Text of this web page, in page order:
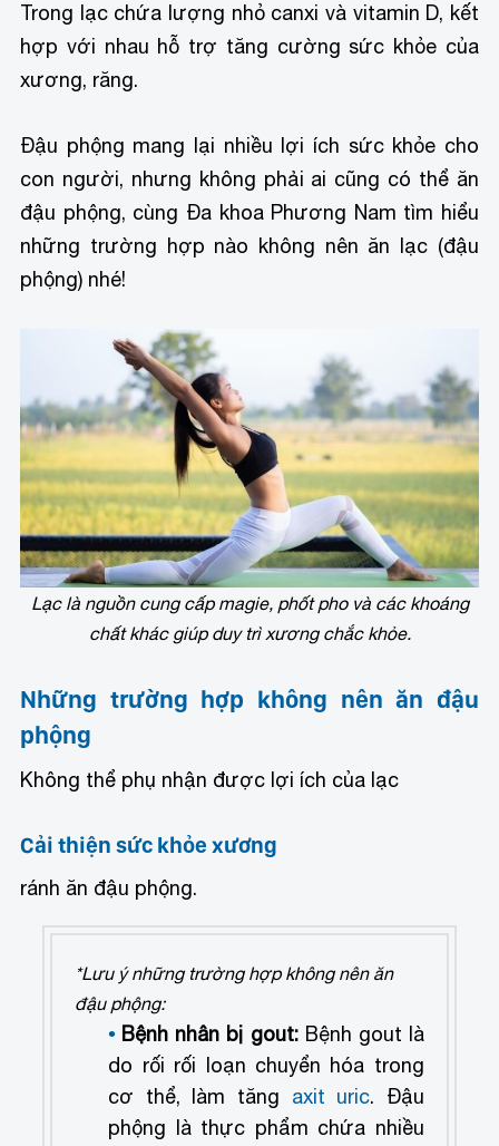
Trong lạc chứa lượng nhỏ canxi và vitamin D, kết
hợp với nhau hỗ trợ tăng cường sức khỏe của
xương, răng.
Đậu phộng mang lại nhiều lợi ích sức khỏe cho
con người, nhưng không phải ai cũng có thể ăn
đậu phộng, cùng Đa khoa Phương Nam tìm hiểu
những trường hợp nào không nên ăn lạc (đậu
phộng) nhé!
Lạc là nguồn cung cấp magie, phốt pho và các khoáng
chất khác giúp duy trì xương chắc khỏe.
Những trường hợp không nên ăn đậu
phộng
Không thể phụ nhận được lợi ích của lạc
Cải thiện sức khỏe xương
ránh ăn đậu phộng.
*Lưu ý những trường hợp không nên ăn
đậu phộng:
Bệnh nhân bị gout:Bệnh gout là
do rối rối loạn chuyển hóa trong
cơ thể, làm tăng axit uric. Đậu
phộng là thực phẩm chứa nhiều